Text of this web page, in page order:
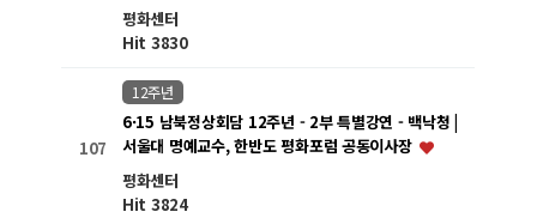
평화센터
Hit 3830
107
12주년
6·15 남북정상회담 12주년 - 2부 특별강연 - 백낙청 |
서울대 명예교수, 한반도 평화포럼 공동이사장
평화센터
Hit 3824